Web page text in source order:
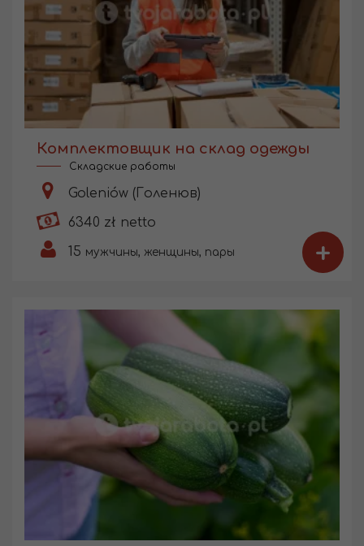
Комплектовщик на склад одежды
Складские работы
Goleniów (Голенюв)
6340 zł netto
15 мужчины, женщины, пары +